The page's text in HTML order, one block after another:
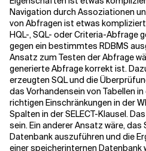
Navigation durch Assoziationen
von Abfragen ist etwas
HQL-, SQL- oder Criteria-Abfrage
gegen ein bestimmtes RDBMS
Ansatz zum Testen der Abfrage
generierte Abfrage korrekt ist.
erzeugten SQL und die
das Vorhandensein von Tabellen
richtigen Einschränkungen in der
Spalten in der SELECT-Klausel.
sein. Ein anderer Ansatz wäre,
Datenbank auszuführen und die
einer speicherinternen Datenbank